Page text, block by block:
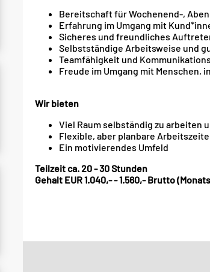
Bereitschaft für Wochenend-,
Erfahrung im Umgang mit
Sicheres und freundliches
Selbstständige Arbeitsweise und
Teamfähigkeit und
Freude im Umgang mit Menschen,
Wir bieten
Viel Raum selbständig zu arbeiten
Flexible, aber planbare
Ein motivierendes Umfeld
Teilzeit ca. 20 - 30 Stunden
Gehalt EUR 1.040,- - 1.560,- Brutto